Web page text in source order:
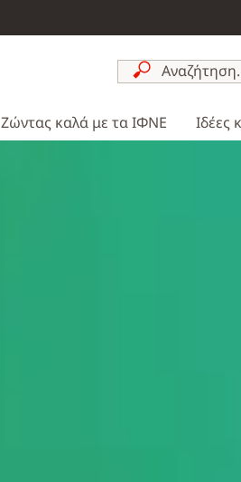
Ζώντας καλά με τα ΙΦΝΕ Ιδέες